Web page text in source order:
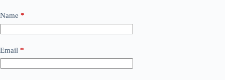
Name *
Email *